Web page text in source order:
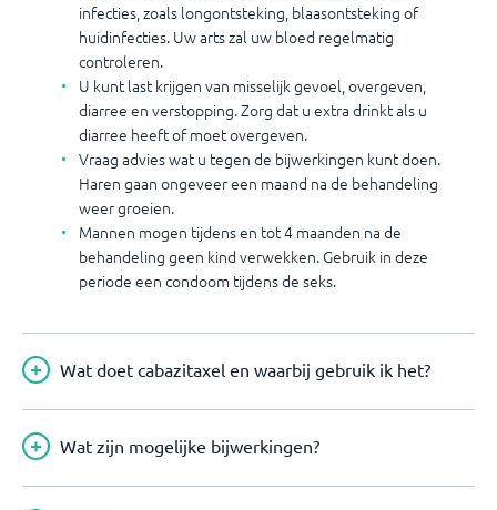
infecties, zoals longontsteking, blaasontsteking of
huidinfecties. Uw arts zal uw bloed regelmatig
controleren.
U kunt last krijgen van misselijk gevoel, overgeven,
diarree en verstopping. Zorg dat u extra drinkt als u
diarree heeft of moet overgeven.
Vraag advies wat u tegen de bijwerkingen kunt doen.
Haren gaan ongeveer een maand na de behandeling
weer groeien.
Mannen mogen tijdens en tot 4 maanden na de
behandeling geen kind verwekken. Gebruik in deze
periode een condoom tijdens de seks.
Wat doet cabazitaxel en waarbij gebruik ik het?
Wat zijn mogelijke bijwerkingen?